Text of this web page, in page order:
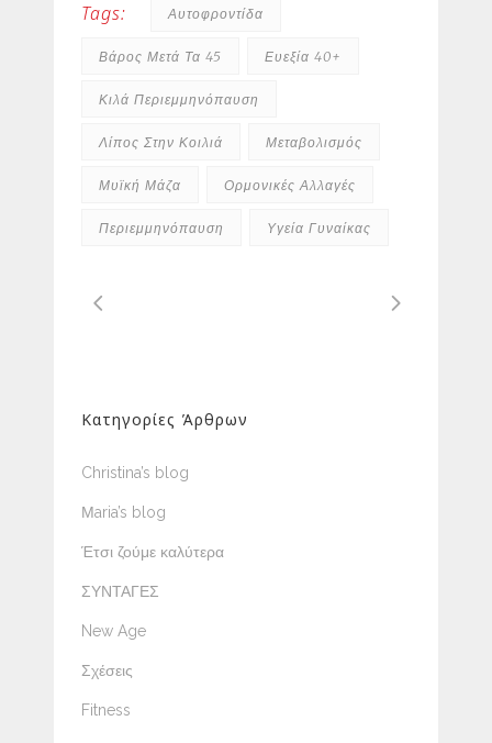
Tags: Αυτοφροντίδα
Βάρος Μετά Τα 45 Ευεξία 40+
Κιλά Περιεμμηνόπαυση
Λίπος Στην Κοιλιά Μεταβολισμός
Μυϊκή Μάζα Ορμονικές Αλλαγές
Περιεμμηνόπαυση Υγεία Γυναίκας
Κατηγορίες Άρθρων
Christina’s blog
Μaria’s blog
Έτσι ζούμε καλύτερα
ΣΥΝΤΑΓΕΣ
New Age
Σχέσεις
Fitness